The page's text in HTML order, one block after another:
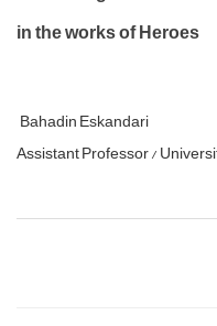
in the works of Heroes
Bahadin Eskandari
Assistant Professor /